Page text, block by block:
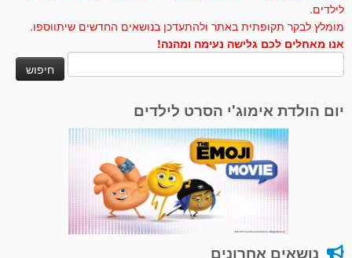
לילדים.
מומלץ לבקר תקופתית באתר ולהתעדכן בנושאים החדשים שיתווספו.
אנו מאחלים לכם גלישה נעימה ומהנה!
יום הולדת אימוג'י הסרט לילדים
נושאים אחרונים